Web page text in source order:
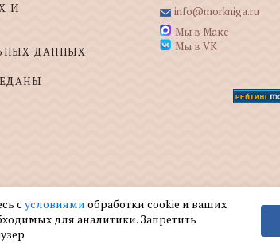
И
ДАННЫХ
info@morkniga.ru
Мы в Макс
Мы в VK
с условиями обработки cookie и ваших
для аналитики. Запретить